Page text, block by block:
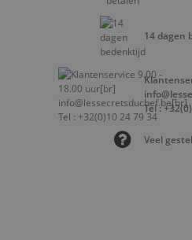
14 dagen
Tel :
Veel